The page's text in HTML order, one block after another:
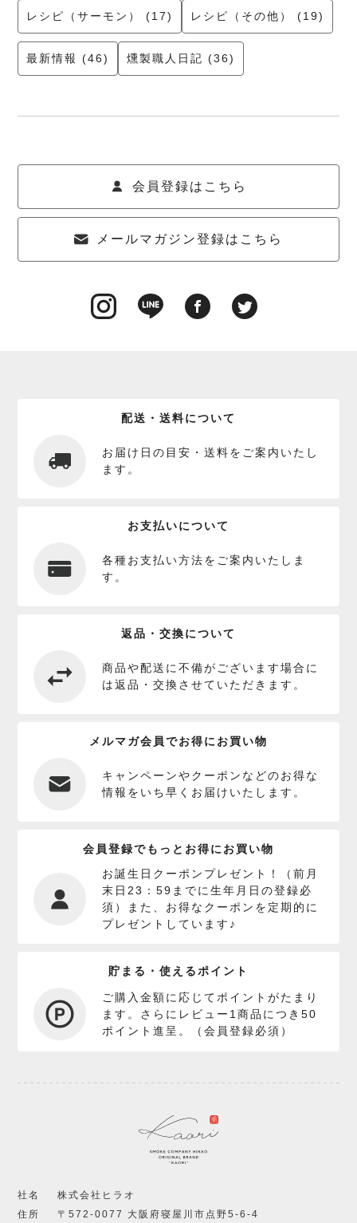
レシピ（サーモン） (17) レシピ（その他） (19)
最新情報 (46) 燻製職人日記 (36)
会員登録はこちら
メールマガジン登録はこちら
配送・送料について
お届け日の目安・送料をご案内いたし
ます。
お支払いについて
各種お支払い方法をご案内いたしま
す。
返品・交換について
商品や配送に不備がございます場合に
は返品・交換させていただきます。
メルマガ会員でお得にお買い物
キャンペーンやクーポンなどのお得な
情報をいち早くお届けいたします。
会員登録でもっとお得にお買い物
お誕生日クーポンプレゼント！（前月
末日23：59までに生年月日の登録必
須）また、お得なクーポンを定期的に
プレゼントしています♪
貯まる・使えるポイント
ご購入金額に応じてポイントがたまり
ます。さらにレビュー1商品につき50
ポイント進呈。（会員登録必須）
社名
株式会社ヒラオ
住所
〒572-0077 大阪府寝屋川市点野5-6-4